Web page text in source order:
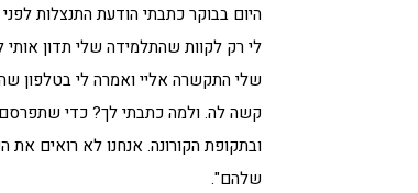
היום בבוקר כתבתי הודעת התנצלות
לי רק לקוות שהתלמידה שלי תדון אותי
שלי התקשרה אליי ואמרה לי בטלפון
קשה לה. ולמה כתבתי לך? כדי שתפרסם
ובתקופת הקורונה. אנחנו לא רואים
שלהם".